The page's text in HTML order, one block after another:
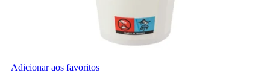
Adicionar aos favoritos